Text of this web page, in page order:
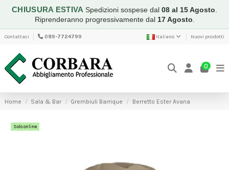
CHIUSURA ESTIVA Spedizioni sospese dal 08 al 15 Agosto
Riprenderanno progressivamente dal 17 Agosto
Contattaci 089-7724799 Italiano Nuovi prodotti
0
Home Sala & Bar Grembiuli Barrique Berretto Ester Avana
Solo online